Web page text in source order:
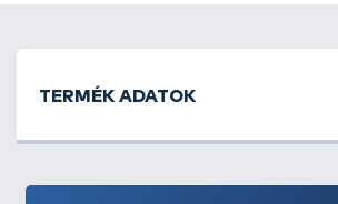
TERMÉK ADATOK